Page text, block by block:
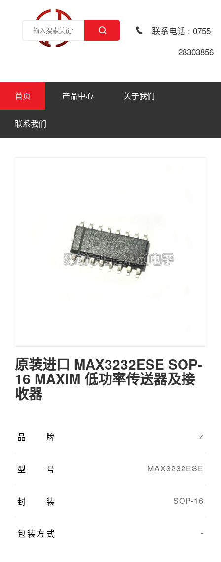
联系电话 : 0755-
28303856
首页 产品中心 关于我们
联系我们
原装进口 MAX3232ESE SOP-
16 MAXIM 低功率传送器及接
收器
品牌 z
型号 MAX3232ESE
封装 SOP-16
包装方式 -